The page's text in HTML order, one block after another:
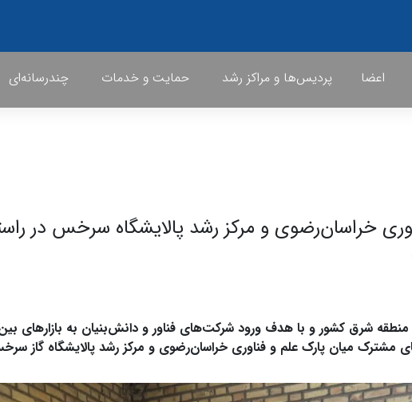
اعضا پردیس‌ها و مراکز رشد حمایت و خدمات چندرسانه‌ای
خراسان‌رضوی و مرکز رشد پالایشگاه سرخس در
شرق کشور و با هدف ورود شرکت‌های فناور و دانش‌بنیان به بازارهای
میان پارک علم و فناوری خراسان‌رضوی و مرکز رشد پالایشگاه گاز